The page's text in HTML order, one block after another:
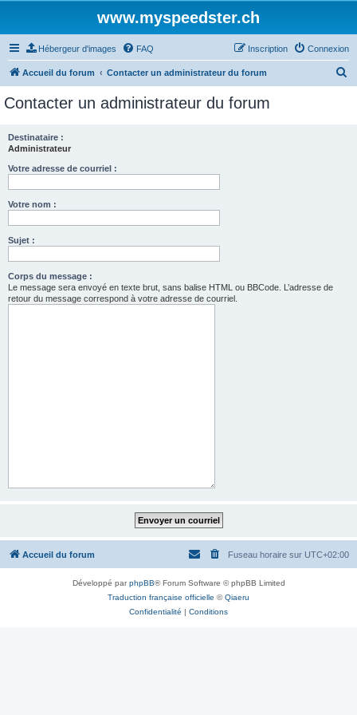
www.myspeedster.ch
Hébergeur d'images FAQ Connexion
Inscription
Accueil du forum Contacter un administrateur du forum
Contacter un administrateur du forum
Destinataire :
Administrateur
Votre adresse de courriel :
Votre nom :
Sujet :
Corps du message :
Le message sera envoyé en texte brut, sans balise HTML ou BBCode. L’adresse de
retour du message correspond à votre adresse de courriel.
Accueil du forum Fuseau horaire sur UTC+02:00
Développé parphpBB® Forum Software © phpBB Limited
Traduction française officielle ©Qiaeru
Confidentialité | Conditions